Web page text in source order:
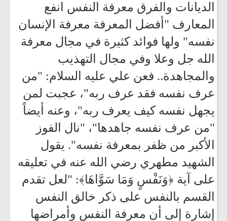
الديانات والفرق معرفة النفس انفع
المعارف "أفضل المعرفة معرفة الإنسان
نفسه" ولها فوائد كثيرة في مجال معرفة
الله جل وعلا وفي مجال التهذيب
والمجاهدة.. فعن علي عليه السلام: "من
عرف نفسه فقد عرف ربه"، عجبت لمن
يجهل نفسه كيف يعرف ربه"، وعنه أيضاً
"من عرف نفسه جاهدها"، "نال الفوز
الأكبر من ظفر بمعرفة نفسه". يقول
الشهيد مطهري رضي الله عنه في تعليقه
على آية ﴿وَنَفْسٍ وَمَا سَوَّاهَا﴾: "لعل تقدم
القسم بالنفس على ذكر خالق النفس
إشارة إلى أن معرفة النفس وأمراضها